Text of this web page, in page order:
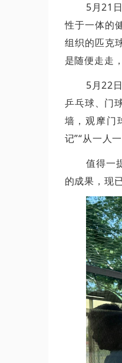
5月21
性于一体的
组织的匹克
是随便走走
5月22
乒乓球、门
墙，观摩门
记”“从一人
值得一
的成果，现